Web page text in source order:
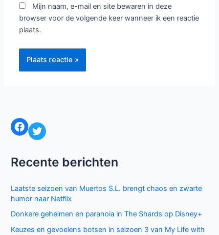
Mijn naam, e-mail en site bewaren in deze
browser voor de volgende keer wanneer ik een reactie
plaats.
Facebook Twitter
Recente berichten
Laatste seizoen van Muertos S.L. brengt chaos en zwarte
humor naar Netflix
Donkere geheimen en paranoia in The Shards op Disney+
Keuzes en gevoelens botsen in seizoen 3 van My Life with